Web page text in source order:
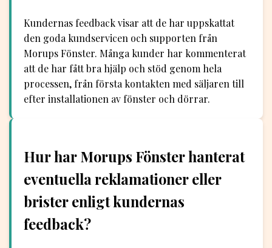
Kundernas feedback visar att de har uppskattat
den goda kundservicen och supporten från
Morups Fönster. Många kunder har kommenterat
att de har fått bra hjälp och stöd genom hela
processen, från första kontakten med säljaren till
efter installationen av fönster och dörrar.
Hur har Morups Fönster hanterat
eventuella reklamationer eller
brister enligt kundernas
feedback?